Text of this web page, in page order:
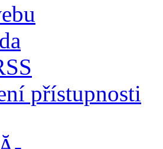
přístupnosti